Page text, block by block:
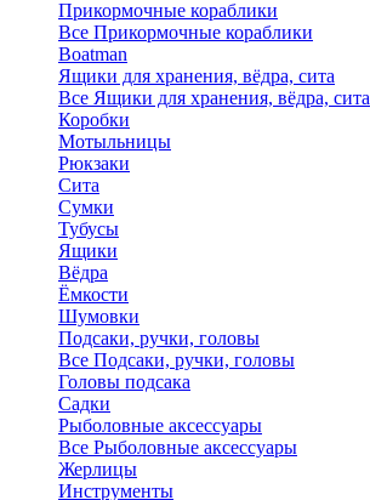
Прикормочные кораблики
Все Прикормочные кораблики
Boatman
Ящики для хранения, вёдра, сита
Все Ящики для хранения, вёдра, сита
Коробки
Мотыльницы
Рюкзаки
Сита
Сумки
Тубусы
Ящики
Вёдра
Ёмкости
Шумовки
Подсаки, ручки, головы
Все Подсаки, ручки, головы
Головы подсака
Садки
Рыболовные аксессуары
Все Рыболовные аксессуары
Жерлицы
Инструменты